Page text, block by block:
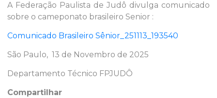
A Federação Paulista de Judô divulga comunicado
sobre o cameponato brasileiro Senior :
Comunicado Brasileiro Sênior_251113_193540
São Paulo, 13 de Novembro de 2025
Departamento Técnico FPJUDÔ
Compartilhar